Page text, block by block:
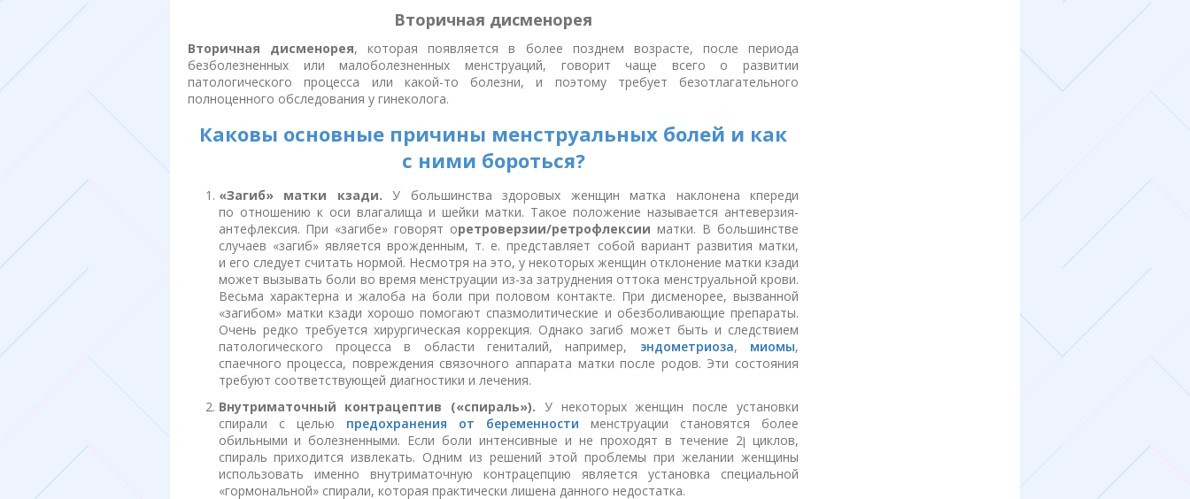
Вторичная дисменорея
Вторичная дисменорея, которая появляется в более позднем возрасте, после периода
безболезненных или малоболезненных менструаций, говорит чаще всего о развитии
патологического процесса или какой-то болезни, и поэтому требует безотлагательного
полноценного обследования у гинеколога.
Каковы основные причины менструальных болей и как
с ними бороться?
«Загиб» матки кзади. У большинства здоровых женщин матка наклонена кпереди
по отношению к оси влагалища и шейки матки. Такое положение называется антеверзия-
антефлексия. При «загибе» говорят оретроверзии/ретрофлексии матки. В большинстве
случаев «загиб» является врожденным, т. е. представляет собой вариант развития матки,
и его следует считать нормой. Несмотря на это, у некоторых женщин отклонение матки кзади
может вызывать боли во время менструации из-за затруднения оттока менструальной крови.
Весьма характерна и жалоба на боли при половом контакте. При дисменорее, вызванной
«загибом» матки кзади хорошо помогают спазмолитические и обезболивающие препараты.
Очень редко требуется хирургическая коррекция. Однако загиб может быть и следствием
патологического процесса в области гениталий, например, эндометриоза, миомы,
спаечного процесса, повреждения связочного аппарата матки после родов. Эти состояния
требуют соответствующей диагностики и лечения.
Внутриматочный контрацептив («спираль»). У некоторых женщин после установки
спирали с целью предохранения от беременности менструации становятся более
обильными и болезненными. Если боли интенсивные и не проходят в течение 2ן циклов,
спираль приходится извлекать. Одним из решений этой проблемы при желании женщины
использовать именно внутриматочную контрацепцию является установка специальной
«гормональной» спирали, которая практически лишена данного недостатка.